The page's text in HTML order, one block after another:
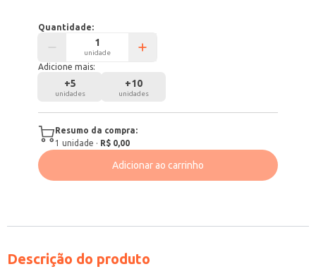
Quantidade:
unidade
Adicione mais:
+5
unidades
+10
unidades
Resumo da compra:
1 unidade · R$ 0,00
Adicionar ao carrinho
Descrição do produto